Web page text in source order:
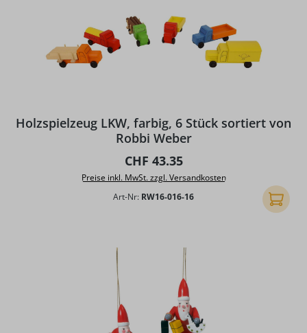
Holzspielzeug LKW, farbig, 6 Stück sortiert von
Robbi Weber
Regulärer Preis:
CHF 43.35
Preise inkl. MwSt. zzgl. Versandkosten
Art-Nr: RW16-016-16 In den